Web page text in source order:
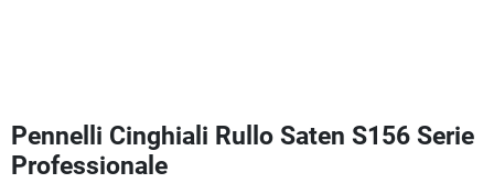
Pennelli Cinghiali Rullo Saten S156 Serie
Professionale